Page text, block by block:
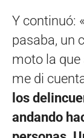
Y continuó:
pasaba, un
moto la que
me di
los
andando